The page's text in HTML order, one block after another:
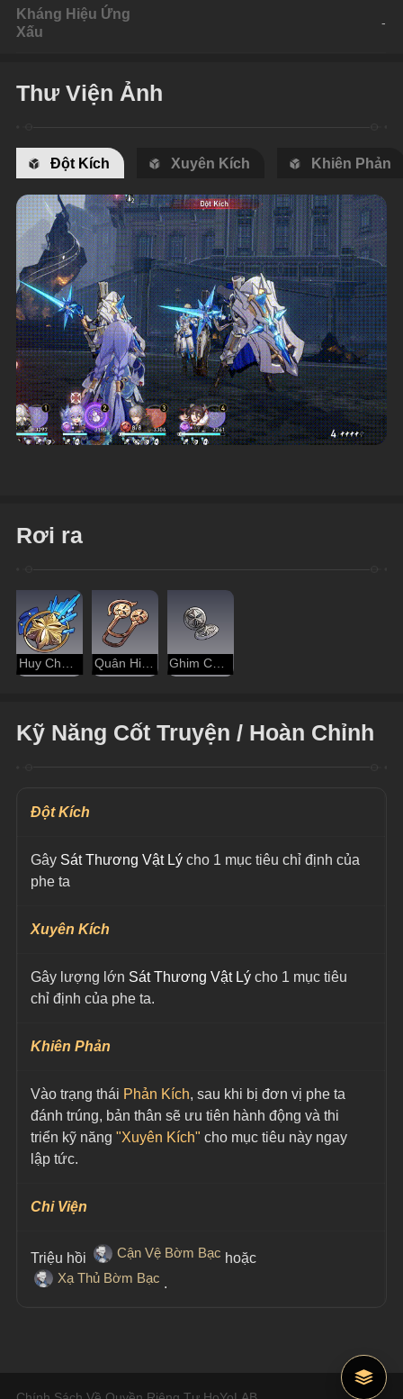
Kháng Hiệu Ứng
Xấu
-
Thư Viện Ảnh
Đột Kích Xuyên Kích Khiên Phản
Rơi ra
Huy Chương Thiết Vệ Quân Hiệu Thiết Vệ Ghim Cài Thiết Vệ
Kỹ Năng Cốt Truyện / Hoàn Chỉnh
Đột Kích
Gây Sát Thương Vật Lý cho 1 mục tiêu chỉ định của
phe ta
Xuyên Kích
Gây lượng lớn Sát Thương Vật Lý cho 1 mục tiêu
chỉ định của phe ta.
Khiên Phản
Vào trạng thái Phản Kích, sau khi bị đơn vị phe ta
đánh trúng, bản thân sẽ ưu tiên hành động và thi
triển kỹ năng "Xuyên Kích" cho mục tiêu này ngay
lập tức.
Chi Viện
Triệu hồi Cận Vệ Bờm Bạc hoặc
Xạ Thủ Bờm Bạc